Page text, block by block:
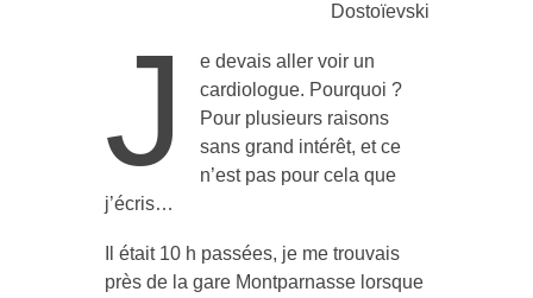
Dostoïevski
J
e devais aller voir un
cardiologue. Pourquoi ?
Pour plusieurs raisons
sans grand intérêt, et ce
n’est pas pour cela que
j’écris…
Il était 10 h passées, je me trouvais
près de la gare Montparnasse lorsque